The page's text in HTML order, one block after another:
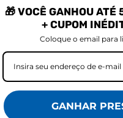
★★ ★★★
34% OFF
Comprar
🎁 VOCÊ GANHOU ATÉ
+ CUPOM
Coloque o email para
GANHAR